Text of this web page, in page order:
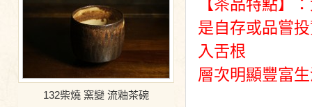
132柴燒 窯變 流釉茶碗
【茶品特點】
是自存或品嘗
入舌根
層次明顯豐富